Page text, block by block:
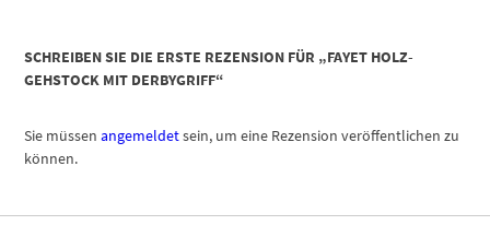
SCHREIBEN SIE DIE ERSTE REZENSION FÜR „FAYET HOLZ-
GEHSTOCK MIT DERBYGRIFF“
Sie müssenangemeldetsein, um eine Rezension veröffentlichen zu
können.